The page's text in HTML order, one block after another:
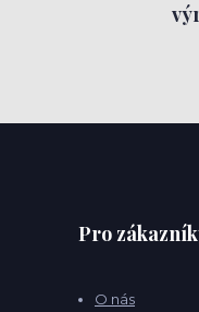
Pro
O nás